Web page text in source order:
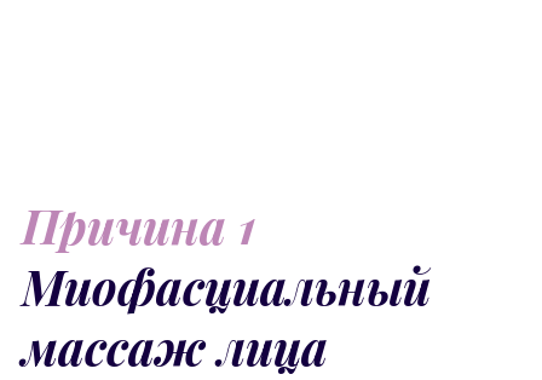
Причина 1
Миофасциальный
массаж лица